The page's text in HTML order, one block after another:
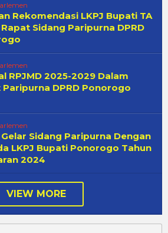
Rekomendasi LKPJ Bupati TA
Sidang Paripurna DPRD
RPJMD 2025-2029 Dalam
Paripurna DPRD Ponorogo
Gelar Sidang Paripurna Dengan
LKPJ Bupati Ponorogo Tahun
2024
VIEW MORE